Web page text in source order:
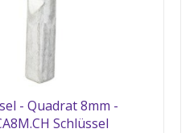
- Quadrat 8mm -
Schlüssel